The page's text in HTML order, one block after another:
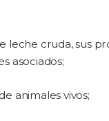
leche cruda, sus
asociados;
animales vivos;